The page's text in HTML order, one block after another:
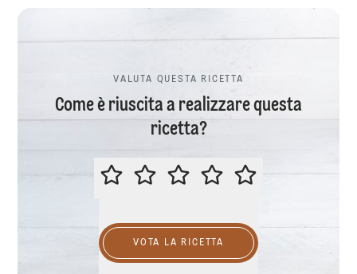
VALUTA QUESTA RICETTA
Come è riuscita a realizzare questa
ricetta?
VALUTA QUESTA RICETTA
VOTA LA RICETTA